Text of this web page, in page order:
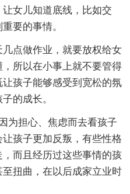
女儿知道底线，比如交
要的事情。
点做作业，就要放权给女
所以在小事上就不要管得
孩子能够感受到宽松的氛
的成长。
担心、焦虑而去看孩子
孩子更加反叛，有些性格
而且经历过这些事情的孩
扭曲，在以后成家立业时